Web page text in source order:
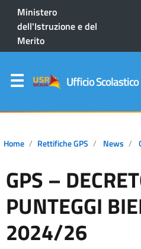
Ministero
dell'Istruzione e del
Merito
Ufficio
Home Rettifiche GPS News
GPS –
PUNTEGGI
2024/26